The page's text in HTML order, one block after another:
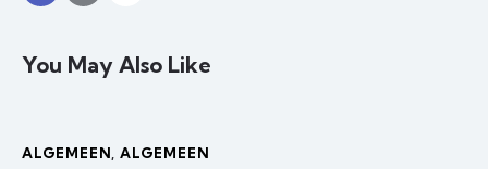
You May Also Like
ALGEMEEN ,ALGEMEEN